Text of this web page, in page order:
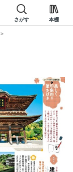
さがす 本棚